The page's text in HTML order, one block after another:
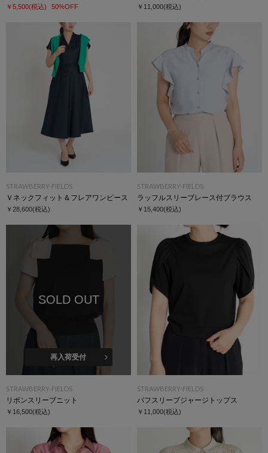
￥5,500(税込) 50%OFF ￥11,000(税込)
STRAWBERRY-FIELDS
Ｖネックフィット＆フレアワンピース
￥28,600(税込)
STRAWBERRY-FIELDS
ラッフルスリーブレース付ブラウス
￥15,400(税込)
SOLD OUT
再入荷受付
STRAWBERRY-FIELDS
リボンスリーブニット
￥16,500(税込)
STRAWBERRY-FIELDS
パフスリーブジャージトップス
￥11,000(税込)